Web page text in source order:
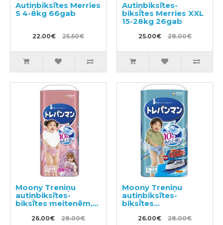
Autiņbiksītes Merries
S 4-8kg 66gab
22.00€ 25.50€
Autiņbiksītes-
biksītes Merries XXL
15-28kg 26gab
25.00€ 28.00€
Moony Treniņu
autiņbiksītes-
biksītes meitenēm,
bērna pieradināšanai
tualetei BIG 12-22kg
26.00€ 28.00€
Moony Treniņu
autiņbiksītes-
biksītes
zēniem,bērna
pieradināšanai
26.00€ 28.00€